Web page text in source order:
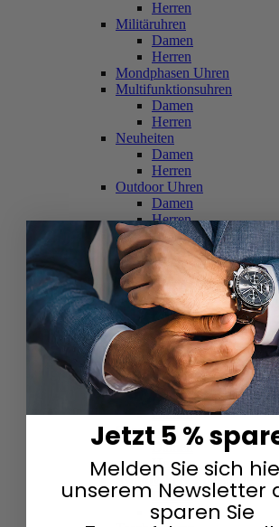
Herren
Militäruhren
Damen
Herren
Mondphasen Uhren
Multifunktionsuhren
Damen
Herren
Neuheiten
Damen
Herren
Outdoor Uhren
Damen
Herren
Schweizer Uhren
Damen
Herren
Skelettuhren
Damen
Herren
Smartwatches
Damen
Herren
Solaruhren
Herren
Damen
Sportuhren
Damen
Herren
Swarovski & Edelsteine
Damen
Herren
Jetzt 5 %
Melden Sie sich
unserem Newsletter
sparen Sie